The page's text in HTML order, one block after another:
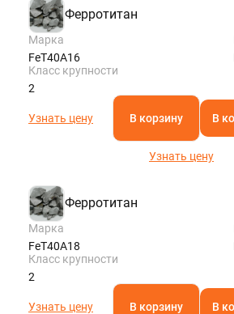
Ферротитан
Марка
FeT40A16
Класс крупности
2
Узнать цену В корзину В
Узнать цену
Ферротитан
Марка
FeT40A18
Класс крупности
2
Узнать цену В корзину В